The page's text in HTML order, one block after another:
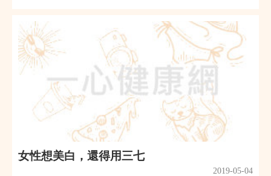
女性想美白，還得用三七
2019-05-04